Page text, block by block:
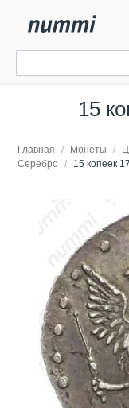
15
Главная / Монеты /
Серебро
/ 15 копеек